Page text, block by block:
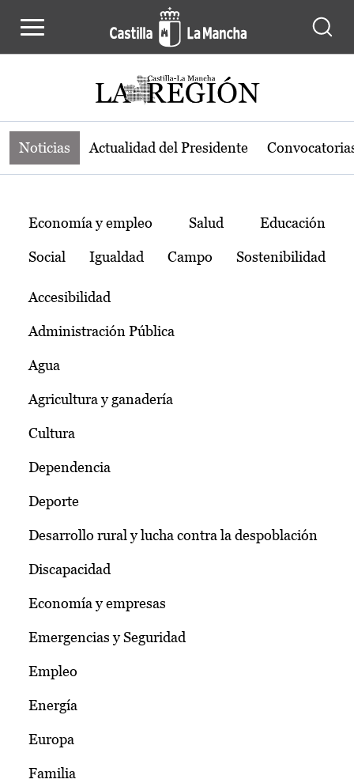
Noticias de la región de Castilla-La
Noticias Actualidad del Presidente
Temas
Economía y empleo Salud Educación
Social Igualdad Campo Sostenibilidad
Accesibilidad
Administración Pública
Agua
Agricultura y ganadería
Cultura
Dependencia
Deporte
Desarrollo rural y lucha contra la despoblación
Discapacidad
Economía y empresas
Emergencias y Seguridad
Empleo
Energía
Europa
Familia